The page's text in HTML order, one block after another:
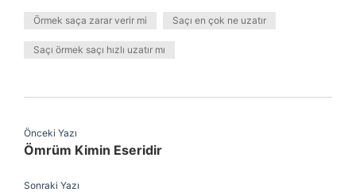
Örmek saça zarar verir mi Saçı en çok ne uzatır
Saçı örmek saçı hızlı uzatır mı
Önceki Yazı
Ömrüm Kimin Eseridir
Sonraki Yazı